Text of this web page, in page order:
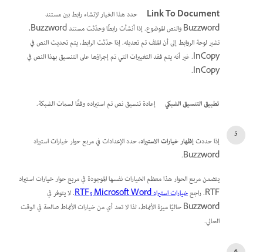
Link To Document
حدد هذا الخيار لإنشاء رابط بين مستند
Buzzword والنص الموضوع. إذا أنشأت رابطًا وحدّثت مستند Buzzword،
تشير لوحة الروابط إلى أن الملف تم تعديله. إذا حدّثت الرابط، يتم تحديث النص في
InCopy. غير أنه يتم فقد التغييرات التي تم إجراؤها على التنسيق بهذا النص في
InCopy.
تطبيق التنسيق الشبكي إعادة تنسيق نص تم استيراده وفقًا لسمات الشبكة.
إذا حددتإظهار خيارات الاستيراد، حدد الإعدادات في مربع حوار خيارات استيراد
Buzzword.
يتضمن مربع الحوار هذا معظم الخيارات نفسها الموجودة في مربع حوار خيارات استيراد
RTF. راجع
خيارات استيراد Microsoft Word وRTF
. لا يتوفر في
Buzzword حاليًا ميزة الأنماط، لذا لا تعد أي من خيارات الأنماط صالحة في الوقت
الحالي.